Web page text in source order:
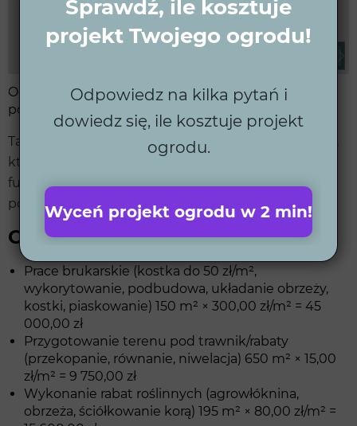
Ogród z elementami budżetowymi (wizualizacja
poglądowa)
Taki kosztorys ogrodu obejmuje podstawowe prace,
które pozwolą Ci cieszyć się
funkcjonalną działką, zapewniając estetyczne
podstawy ogrodu.
Opis prac i koszty
Prace brukarskie (kostka do 50 zł/m²,
wykorytowanie, podbudowa, układanie obrzeży,
kostki, piaskowanie) 150 m² × 300,00 zł/m² = 45
000,00 zł
Przygotowanie terenu pod trawnik/rabaty
(przekopanie, równanie, niwelacja) 650 m² × 15,00
zł/m² = 9 750,00 zł
Wykonanie rabat roślinnych (agrowłóknina,
obrzeża, ściółkowanie korą) 195 m² × 80,00 zł/m² =
Sprawdź, ile kosztuje
projekt Twojego ogrodu!
Odpowiedz na kilka pytań i
dowiedz się, ile kosztuje projekt
ogrodu.
Wyceń projekt ogrodu w 2 min!